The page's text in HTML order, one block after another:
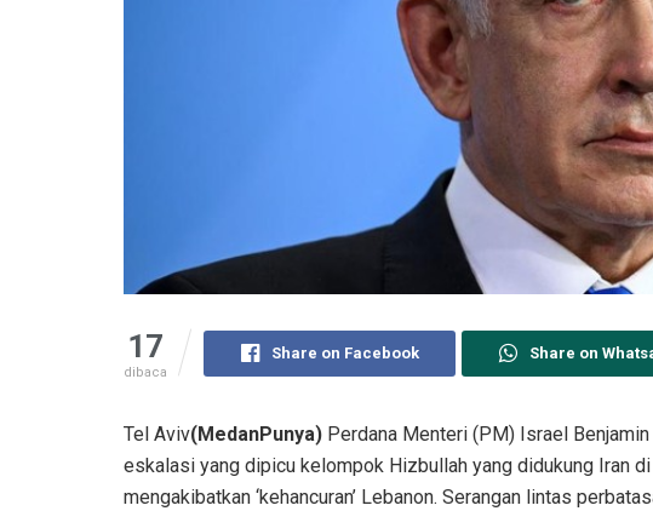
17
dibaca
Share on Facebook Share on
Tel Aviv(MedanPunya) Perdana Menteri (PM) Israel
eskalasi yang dipicu kelompok Hizbullah yang didukung Iran
mengakibatkan ‘kehancuran’ Lebanon. Serangan lintas